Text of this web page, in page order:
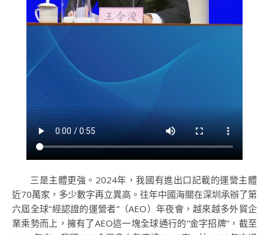
三是主體更強。2024年，我國有進出口記載的運營主體
近70萬家，多少數字再立異高。往年中國海關在深圳承辦了第
六屆全球“經認證的運營者”（AEO）年夜會，越來越多外貿企
業乘勢而上，擁有了AEO這一塊全球通行的“金字招牌”，截至